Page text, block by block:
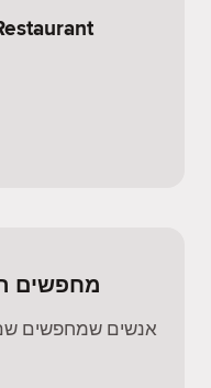
מחפשים
אנשים שמחפשים שם